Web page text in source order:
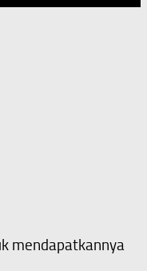
mendapatkannya